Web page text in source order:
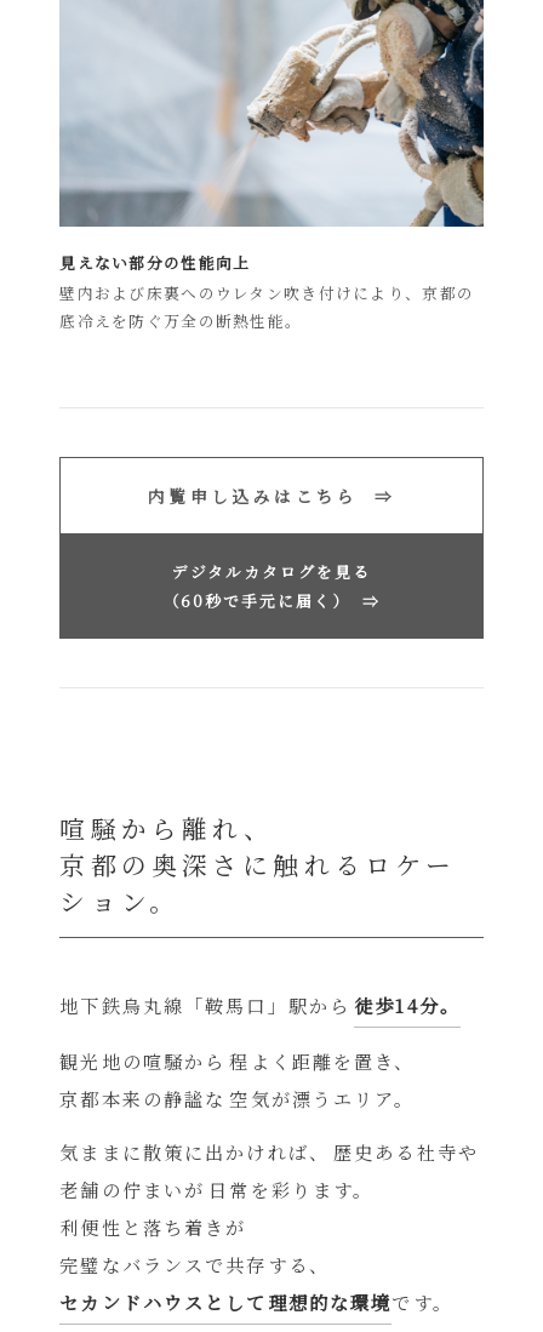
見えない部分の性能向上
壁内および床裏へのウレタン吹き付けにより、京都の
底冷えを防ぐ万全の断熱性能。
内覧申し込みはこちら ⇒
デジタルカタログを見る
（60秒で手元に届く）
⇒
喧騒から離れ、
京都の奥深さに触れるロケー
ション。
地下鉄烏丸線「鞍馬口」駅から 徒歩14分。
観光地の喧騒から 程よく距離を置き、
京都本来の静謐な 空気が漂うエリア。
気ままに散策に出かければ、
歴史ある社寺や
老舗の佇まいが 日常を彩ります。
利便性と落ち着きが
完璧なバランスで共存する、
セカンドハウスとして理想的な環境です。